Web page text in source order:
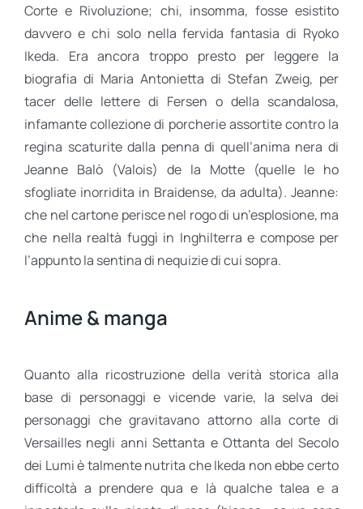
Corte e Rivoluzione; chi, insomma, fosse esistito
davvero e chi solo nella fervida fantasia di Ryoko
Ikeda. Era ancora troppo presto per leggere la
biografia di Maria Antonietta di Stefan Zweig, per
tacer delle lettere di Fersen o della scandalosa,
infamante collezione di porcherie assortite contro la
regina scaturite dalla penna di quell’anima nera di
Jeanne Balò (Valois) de la Motte (quelle le ho
sfogliate inorridita in Braidense, da adulta). Jeanne:
che nel cartone perisce nel rogo di un’esplosione, ma
che nella realtà fuggì in Inghilterra e compose per
l’appunto la sentina di nequizie di cui sopra.
Anime & manga
Quanto alla ricostruzione della verità storica alla
base di personaggi e vicende varie, la selva dei
personaggi che gravitavano attorno alla corte di
Versailles negli anni Settanta e Ottanta del Secolo
dei Lumi è talmente nutrita che Ikeda non ebbe certo
difficoltà a prendere qua e là qualche talea e a